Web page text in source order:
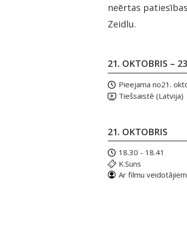
neērtas
Zeidlu.
21. OKTOBRIS –
Pieejama no21.
Tiešsaistē (Latvija)
21. OKTOBRIS
18.30 - 18.41
K.Suns
Ar filmu veidotājiem